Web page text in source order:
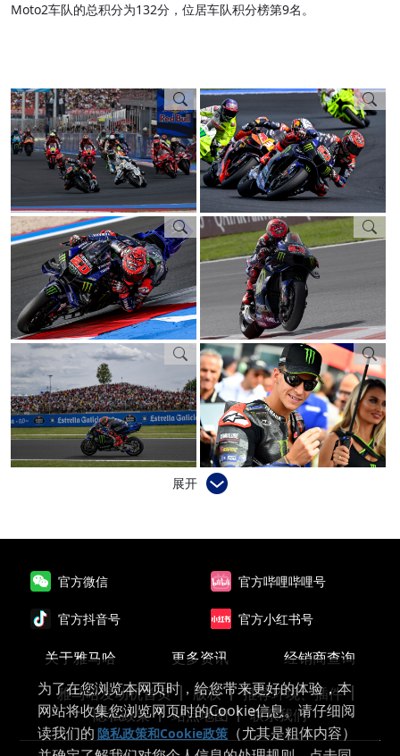
Moto2车队的总积分为132分，位居车队积分榜第9名。
展开
官方微信 官方哔哩哔哩号
官方抖音号 官方小红书号
关于雅马哈 更多资讯
经销商查询
雅马哈发动机首页
版权
推荐环境、插件
隐私政策
站点地图 联系我们
为了在您浏览本网页时，给您带来更好的体验，本
网站将收集您浏览网页时的Cookie信息。请仔细阅
读我们的 隐私政策和Cookie政策 （尤其是粗体内容）